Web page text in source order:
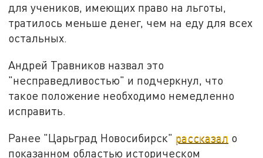
для учеников, имеющих право на льготы,
тратилось меньше денег, чем на еду для всех
остальных.
Андрей Травников назвал это
"несправедливостью" и подчеркнул, что
такое положение необходимо немедленно
исправить.
Ранее "Царьград Новосибирск" рассказал о
показанном областью историческом